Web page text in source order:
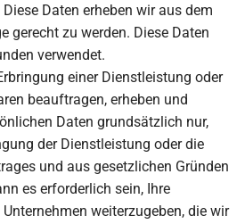
Daten erheben wir aus dem
gerecht zu werden. Diese Daten
verwendet.
einer Dienstleistung oder
beauftragen, erheben und
Daten grundsätzlich nur,
der Dienstleistung oder die
und aus gesetzlichen Gründen
es erforderlich sein, Ihre
weiterzugeben, die wir